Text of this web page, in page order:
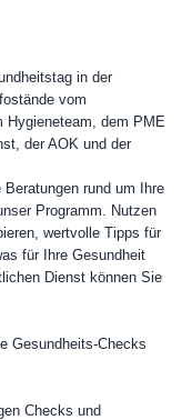
in der
vom
Hygieneteam, dem PME
der AOK und der
rund um Ihre
Programm. Nutzen
wertvolle Tipps für
für Ihre Gesundheit
Dienst können Sie
Gesundheits-Checks
Checks und